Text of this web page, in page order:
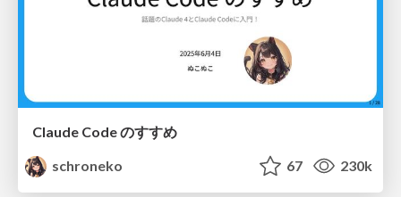
Claude Code のすすめ
schroneko
67 230k